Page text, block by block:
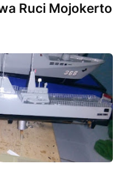
Ruci Mojokerto